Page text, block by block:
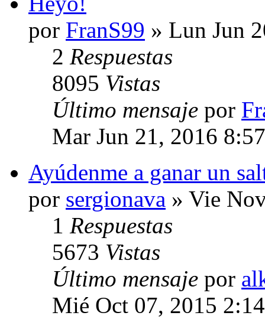
por FranS99 » Lun Jun
2 Respuestas
8095 Vistas
Último mensaje por
Mar Jun 21, 2016
Ayúdenme a ganar un
por sergionava » Vie
1 Respuestas
5673 Vistas
Último mensaje por
Mié Oct 07, 2015